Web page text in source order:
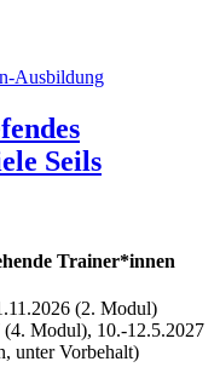
Ausbildung
Seils
Trainer*innen
(2. Modul)
Modul), 10.-12.5.2027
unter Vorbehalt)